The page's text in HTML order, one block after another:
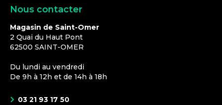
Nous contacter
Magasin de Saint-Omer
2 Quai du Haut Pont
62500 SAINT-OMER
Du lundi au vendredi
De 9h à 12h et de 14h à 18h
03 21 93 17 50